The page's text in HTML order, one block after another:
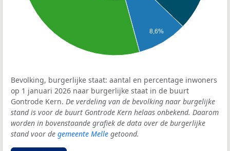
8,6%
Bevolking, burgerlijke staat: aantal en percentage inwoners
op 1 januari 2026 naar burgerlijke staat in de buurt
Gontrode Kern. De verdeling van de bevolking naar burgelijke
stand is voor de buurt Gontrode Kern helaas onbekend. Daarom
worden in bovenstaande grafiek de data over de burgerlijke
stand voor de gemeente Melle getoond.